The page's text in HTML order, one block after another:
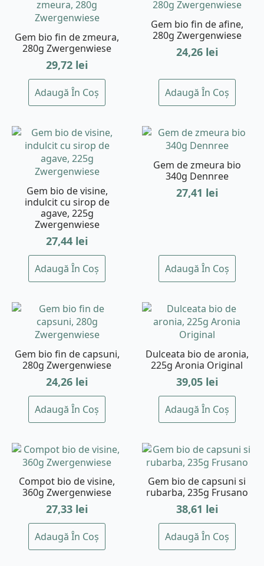
Gem bio fin de zmeura,
280g Zwergenwiese
29,72 lei
Adaugă În Coș
Gem bio fin de afine,
280g Zwergenwiese
24,26 lei
Adaugă În Coș
Gem bio de visine,
indulcit cu sirop de
agave, 225g
Zwergenwiese
27,44 lei
Adaugă În Coș
Gem de zmeura bio
340g Dennree
27,41 lei
Adaugă În Coș
Gem bio fin de capsuni,
280g Zwergenwiese
24,26 lei
Adaugă În Coș
Dulceata bio de aronia,
225g Aronia Original
39,05 lei
Adaugă În Coș
Compot bio de visine,
360g Zwergenwiese
27,33 lei
Adaugă În Coș
Gem bio de capsuni si
rubarba, 235g Frusano
38,61 lei
Adaugă În Coș